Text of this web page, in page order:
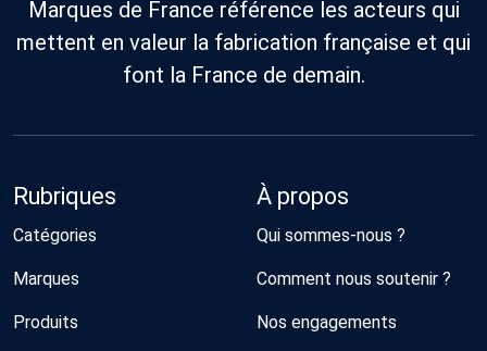
Marques de France référence les acteurs qui
mettent en valeur la fabrication française et qui
font la France de demain.
Rubriques
Catégories
Marques
Produits
À propos
Qui sommes-nous ?
Comment nous soutenir ?
Nos engagements